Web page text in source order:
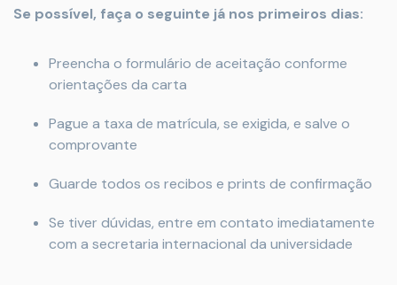
Se possível, faça o seguinte já nos primeiros dias:
Preencha o formulário de aceitação conforme
orientações da carta
Pague a taxa de matrícula, se exigida, e salve o
comprovante
Guarde todos os recibos e prints de confirmação
Se tiver dúvidas, entre em contato imediatamente
com a secretaria internacional da universidade